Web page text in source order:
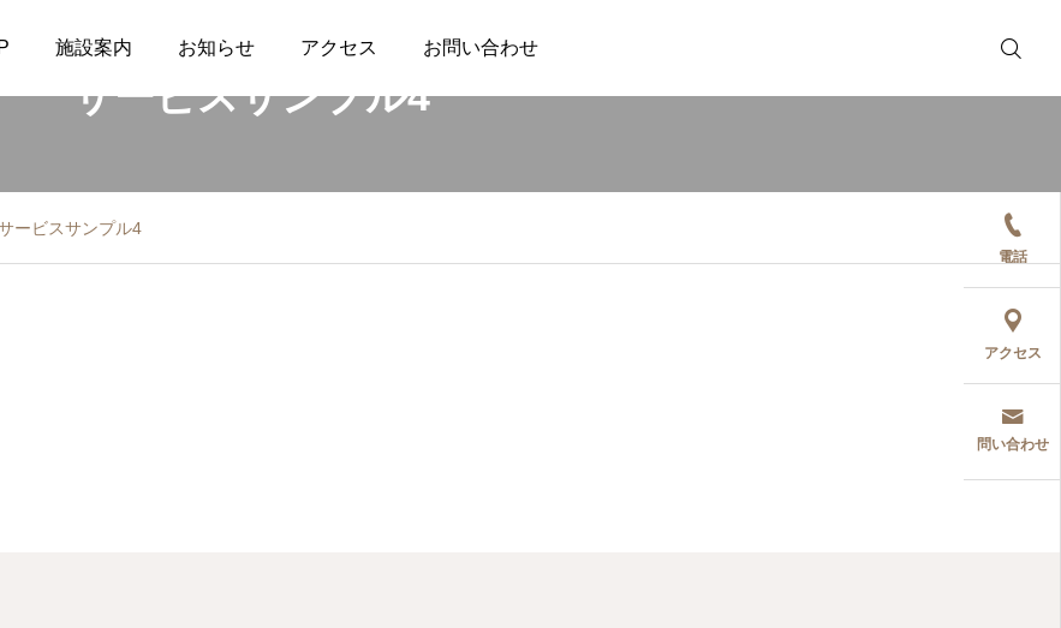
施設案内 お知らせ アクセス お問い合わせ
電話
アクセス
問い合わせ
サービスサンプル4
ービスサンプル4